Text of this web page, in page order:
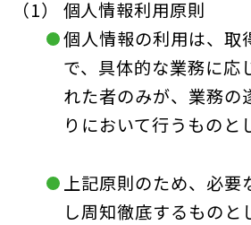
個人情報利用原則
個人情報の利用は、取
で、具体的な業務に応
れた者のみが、業務の
りにおいて行うものと
上記原則のため、必要
し周知徹底するものと